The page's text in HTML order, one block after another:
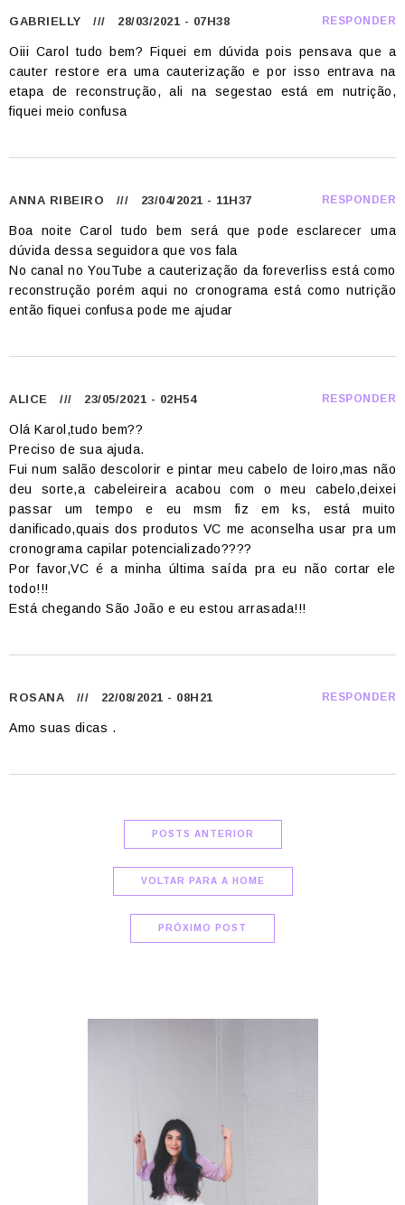
GABRIELLY /// 28/03/2021 - 07H38 RESPONDER
Oiii Carol tudo bem? Fiquei em dúvida pois pensava que a
cauter restore era uma cauterização e por isso entrava na
etapa de reconstrução, ali na segestao está em nutrição,
fiquei meio confusa
ANNA RIBEIRO /// 23/04/2021 - 11H37 RESPONDER
Boa noite Carol tudo bem será que pode esclarecer uma
dúvida dessa seguidora que vos fala
No canal no YouTube a cauterização da foreverliss está como
reconstrução porém aqui no cronograma está como nutrição
então fiquei confusa pode me ajudar
ALICE /// 23/05/2021 - 02H54 RESPONDER
Olá Karol,tudo bem??
Preciso de sua ajuda.
Fui num salão descolorir e pintar meu cabelo de loiro,mas não
deu sorte,a cabeleireira acabou com o meu cabelo,deixei
passar um tempo e eu msm fiz em ks, está muito
danificado,quais dos produtos VC me aconselha usar pra um
cronograma capilar potencializado????
Por favor,VC é a minha última saída pra eu não cortar ele
todo!!!
Está chegando São João e eu estou arrasada!!!
ROSANA /// 22/08/2021 - 08H21 RESPONDER
Amo suas dicas .
POSTS ANTERIOR
VOLTAR PARA A HOME
PRÓXIMO POST